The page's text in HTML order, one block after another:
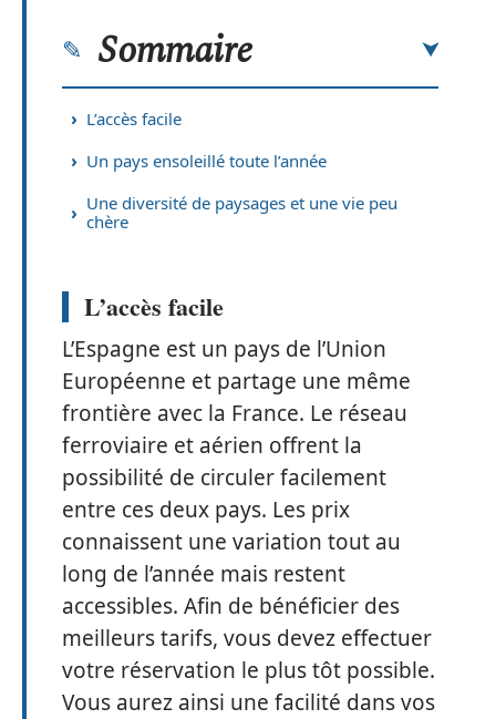
Sommaire
L’accès facile
Un pays ensoleillé toute l’année
Une diversité de paysages et une vie peu
chère
L’accès facile
L’Espagne est un pays de l’Union
Européenne et partage une même
frontière avec la France. Le réseau
ferroviaire et aérien offrent la
possibilité de circuler facilement
entre ces deux pays. Les prix
connaissent une variation tout au
long de l’année mais restent
accessibles. Afin de bénéficier des
meilleurs tarifs, vous devez effectuer
votre réservation le plus tôt possible.
Vous aurez ainsi une facilité dans vos